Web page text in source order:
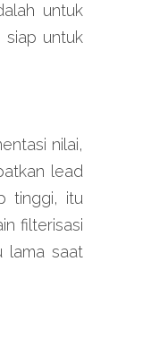
untuk
siap untuk
nilai,
lead
tinggi, itu
filterisasi
lama saat